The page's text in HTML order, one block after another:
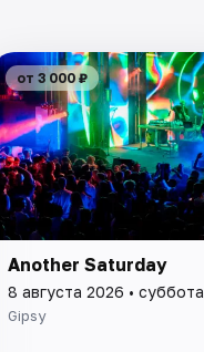
от 3 000 ₽
Another Saturday
8 августа 2026 • суббота
Gipsy